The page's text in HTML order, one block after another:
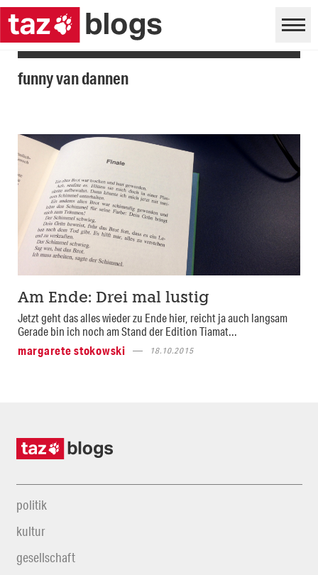
funny van dannen
Am Ende: Drei mal lustig
Jetzt geht das alles wieder zu Ende hier, reicht ja auch langsam
Gerade bin ich noch am Stand der Edition Tiamat...
margarete stokowski
18.10.2015
politik
kultur
gesellschaft